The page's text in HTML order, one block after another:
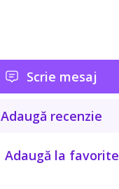
Scrie mesaj
Adaugă recenzie
Adaugă la favorite